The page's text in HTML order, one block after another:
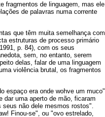
fragmentos de linguagem, mas ele
de palavras numa corrente
que têm muita semelhança com
estruturas de processo primário
p. 84), com os seus
sem, no entanto, serem
delas, falar de uma linguagem
violência brutal, os fragmentos
espaço era onde wohve um muco"
dar uma aperto de mão, ficaram
seus não dele mesmos rostos".
Finou-se", ou "ovo estrelado,